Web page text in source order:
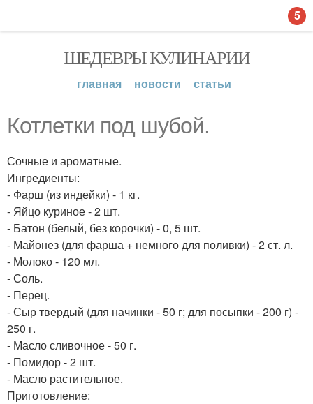
ШЕДЕВРЫ КУЛИНАРИИ
главная новости статьи
Котлетки под шубой.
Сочные и ароматные.
Ингредиенты:
- Фарш (из индейки) - 1 кг.
- Яйцо куриное - 2 шт.
- Батон (белый, без корочки) - 0, 5 шт.
- Майонез (для фарша + немного для поливки) - 2 ст. л.
- Молоко - 120 мл.
- Соль.
- Перец.
- Сыр твердый (для начинки - 50 г; для посыпки - 200 г) -
250 г.
- Масло сливочное - 50 г.
- Помидор - 2 шт.
- Масло растительное.
Приготовление:
5